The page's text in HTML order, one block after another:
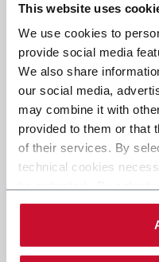
This website uses
We use cookies to
provide social media
We also share
our social media,
may combine it with
provided to them or that
of their services. By
technical cookies
can choose the single
activated. Read the
SBTi (Science
valida gli